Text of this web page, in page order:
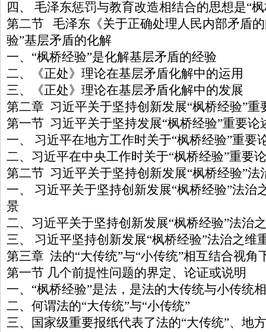
四、 毛泽东惩罚与教育改造相结合的思想是“
第二节 毛泽东《关于正确处理人民内部矛盾
验”基层矛盾的化解
一、“枫桥经验”是化解基层矛盾的经验
二、《正处》理论在基层矛盾化解中的运用
三、《正处》理论在基层矛盾化解中的发展
第二章 习近平关于坚持创新发展“枫桥经验”重
第一节 习近平关于坚持发展“枫桥经验”重要论
一、 习近平在地方工作时关于“枫桥经验”重要
二、习近平在中央工作时关于“枫桥经验”重要
第二节 习近平关于坚持创新发展“枫桥经验”法
一、 习近平关于坚持创新发展“枫桥经验”法治
景
二、习近平关于坚持创新发展“枫桥经验”法治
三、 习近平坚持创新发展“枫桥经验”法治之维
第三章 法的“大传统”与“小传统”相互结合视角
第一节 几个前提性问题的界定、论证或说明
一、“枫桥经验”是法，是法的大传统与小传统
二、何谓法的“大传统”与“小传统”
三、国家级重要报纸代表了法的“大传统”、地